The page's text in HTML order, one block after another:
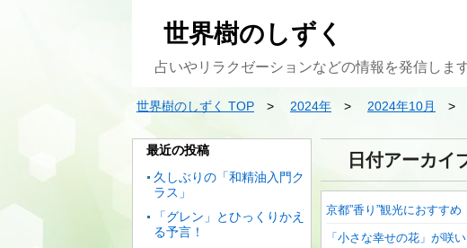
世界樹のしずく
占いやリラクゼーションなどの情報を発信しま
世界樹のしずく TOP 2024年 2024年10月
最近の投稿
久しぶりの「和精油入門ク
ラス」
「グレン」とひっくりかえ
る予言！
日付アーカイ
京都”香り”観光におすすめ
「小さな幸せの花」が咲い